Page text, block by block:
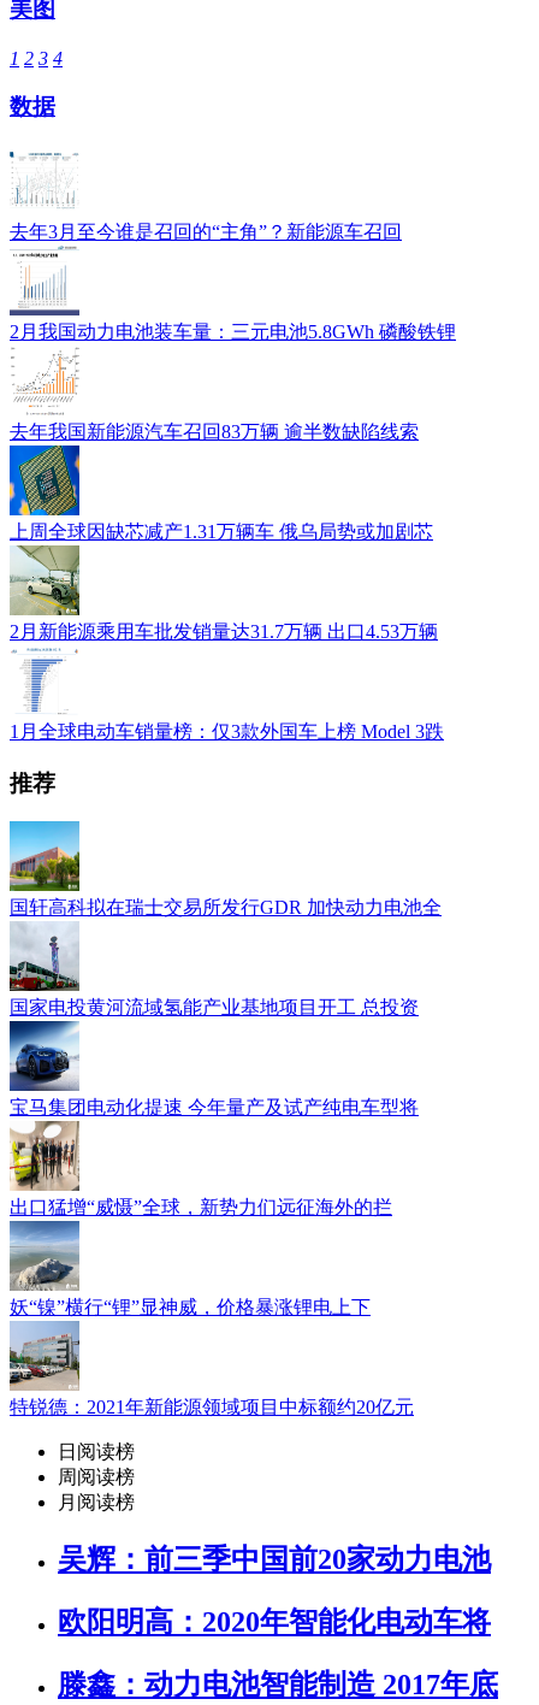
美图
1 2 3 4
数据
去年3月至今谁是召回的“主角”？新能源车召回
2月我国动力电池装车量：三元电池5.8GWh 磷酸铁锂
去年我国新能源汽车召回83万辆 逾半数缺陷线索
上周全球因缺芯减产1.31万辆车 俄乌局势或加剧芯
2月新能源乘用车批发销量达31.7万辆 出口4.53万辆
1月全球电动车销量榜：仅3款外国车上榜 Model 3跌
推荐
国轩高科拟在瑞士交易所发行GDR 加快动力电池全
国家电投黄河流域氢能产业基地项目开工 总投资
宝马集团电动化提速 今年量产及试产纯电车型将
出口猛增“威慑”全球，新势力们远征海外的拦
妖“镍”横行“锂”显神威，价格暴涨锂电上下
特锐德：2021年新能源领域项目中标额约20亿元
日阅读榜
周阅读榜
月阅读榜
吴辉：前三季中国前20家动力电池
欧阳明高：2020年智能化电动车将
滕鑫：动力电池智能制造 2017年底